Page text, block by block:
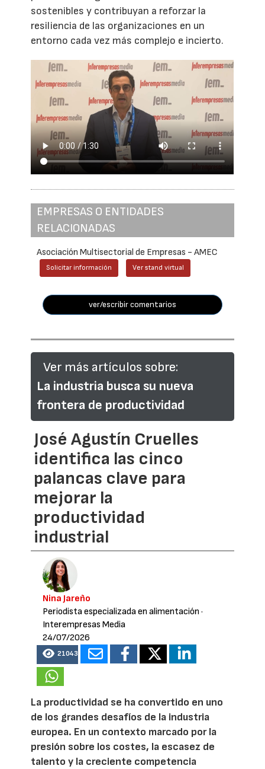
sostenibles y contribuyan a reforzar la
resiliencia de las organizaciones en un
entorno cada vez más complejo e incierto.
EMPRESAS O ENTIDADES
RELACIONADAS
Asociación Multisectorial de Empresas - AMEC
Solicitar información Ver stand virtual
ver/escribir comentarios
Ver más artículos sobre:
La industria busca su nueva
frontera de productividad
José Agustín Cruelles
identifica las cinco
palancas clave para
mejorar la
productividad
industrial
Nina Jareño
Periodista especializada en alimentación ·
Interempresas Media
24/07/2026
21043
La productividad se ha convertido en uno
de los grandes desafíos de la industria
europea. En un contexto marcado por la
presión sobre los costes, la escasez de
talento y la creciente competencia